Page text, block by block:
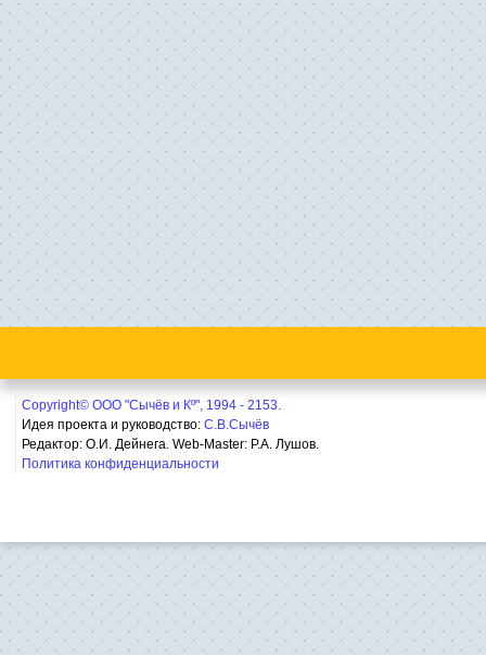
Copyright© ООО "Сычёв и Кº", 1994 - 2153.
Идея проекта и руководство: С.В.Сычёв
Редактор: О.И. Дейнега. Web-Master: Р.А. Лушов.
Политика конфиденциальности